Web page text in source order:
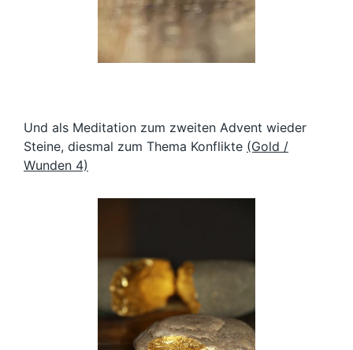
Und als Meditation zum zweiten Advent wieder
Steine, diesmal zum Thema Konflikte (Gold /
Wunden 4)